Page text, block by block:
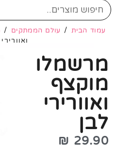
עמוד הבית / עולם הממתקים /
מרשמלו
מוקצף
ואוורירי
לבן
29.90
₪